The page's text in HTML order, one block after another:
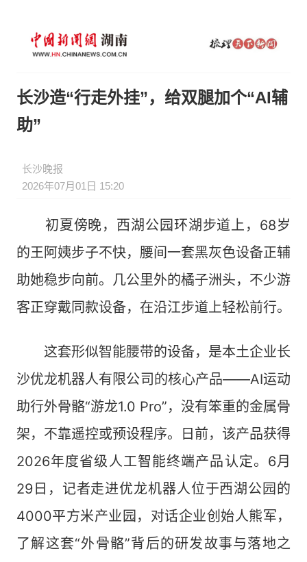
长沙造“行走外挂”，给双腿加个“AI辅
助”
长沙晚报
2026年07月01日 15:20
初夏傍晚，西湖公园环湖步道上，68岁
的王阿姨步子不快，腰间一套黑灰色设备正辅
助她稳步向前。几公里外的橘子洲头，不少游
客正穿戴同款设备，在沿江步道上轻松前行。
这套形似智能腰带的设备，是本土企业长
沙优龙机器人有限公司的核心产品——AI运动
助行外骨骼“游龙1.0 Pro”，没有笨重的金属骨
架，不靠遥控或预设程序。日前，该产品获得
2026年度省级人工智能终端产品认定。6月
29日，记者走进优龙机器人位于西湖公园的
4000平方米产业园，对话企业创始人熊军，
了解这套“外骨骼”背后的研发故事与落地之